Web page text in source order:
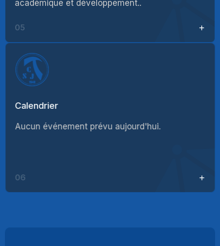
académique et développement..
05
Calendrier
Aucun événement prévu aujourd'hui.
06